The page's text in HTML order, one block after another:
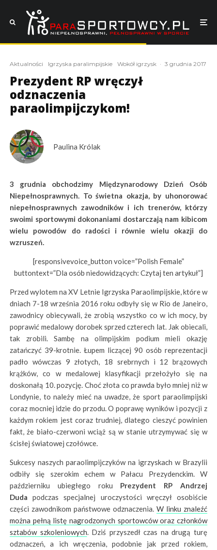
Aktualności Igrzyska paralimpijskie Wokół igrzysk · 3 grudnia 2017
Prezydent RP wręczył
odznaczenia
paraolimpijczykom!
Paulina Królak
3 grudnia obchodzimy Międzynarodowy Dzień Osób
Niepełnosprawnych. To świetna okazja, by uhonorować
niepełnosprawnych zawodników i ich trenerów, którzy
swoimi sportowymi dokonaniami dostarczają nam kibicom
wielu powodów do radości i równie wielu okazji do
wzruszeń.
[responsivevoice_button voice=”Polish Female”
buttontext=”Dla osób niedowidzących: Czytaj ten artykuł”]
Przed wylotem na XV Letnie Igrzyska Paraolimpijskie, które w
dniach 7-18 września 2016 roku odbyły się w Rio de Janeiro,
zawodnicy obiecywali, że zrobią wszystko co w ich mocy, by
poprawić medalowy dorobek sprzed czterech lat. Jak obiecali,
tak zrobili. Sambę na olimpijskim podium mieli okazję
zatańczyć 39-krotnie. Łupem liczącej 90 osób reprezentacji
padło wówczas 9 złotych, 18 srebrnych i 12 brązowych
krążków, co w medalowej klasyfikacji przełożyło się na
doskonałą 10. pozycję. Choć złota co prawda było mniej niż w
Londynie, to należy mieć na uwadze, że sport paraolimpijski
coraz mocniej idzie do przodu. O poprawę wyników i pozycji z
każdym rokiem jest coraz trudniej, dlatego cieszyć powinien
fakt, że biało-czerwoni wciąż są w stanie utrzymywać się w
ścisłej światowej czołówce.
Sukcesy naszych paraolimpijczyków na igrzyskach w Brazylii
odbiły się szerokim echem w Pałacu Prezydenckim. W
październiku ubiegłego roku Prezydent RP Andrzej
Duda podczas specjalnej uroczystości wręczył osobiście
części zawodnikom państwowe odznaczenia. W linku znaleźć
można pełną listę nagrodzonych sportowców oraz członków
sztabów szkoleniowych . Dziś przyszedł czas na drugą turę
odznaczeń, a ich wręczenia, podobnie jak przed rokiem,